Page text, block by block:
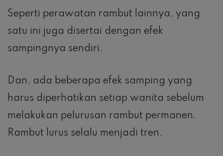
Seperti perawatan rambut lainnya, yang
satu ini juga disertai dengan efek
sampingnya sendiri.
Dan, ada beberapa efek samping yang
harus diperhatikan setiap wanita sebelum
melakukan pelurusan rambut permanen.
Rambut lurus selalu menjadi tren.